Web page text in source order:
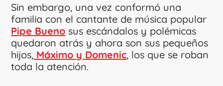
Sin embargo, una vez conformó una
familia con el cantante de música popular
Pipe Bueno sus escándalos y polémicas
quedaron atrás y ahora son sus pequeños
hijos, Máximo y Domenic, los que se roban
toda la atención.